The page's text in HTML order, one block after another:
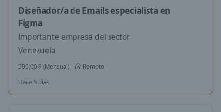
Diseñador/a de Emails especialista en
Figma
Importante empresa del sector
Venezuela
599,00 $ (Mensual)
Remoto
Hace 5 días